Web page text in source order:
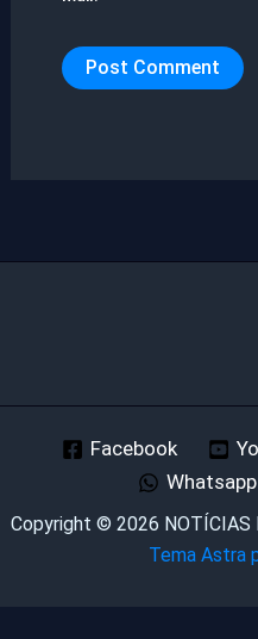
Facebook
Whatsapp
Copyright © 2026 NOTÍCIAS
Tema Astra